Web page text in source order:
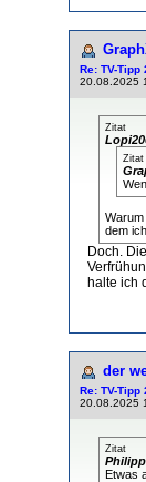
Re: TV-Tipp
20.08.2025
Zitat
Zitat
dem
Doch.
halte ich
der
Re: TV-Tipp
20.08.2025
Zitat
Etwas